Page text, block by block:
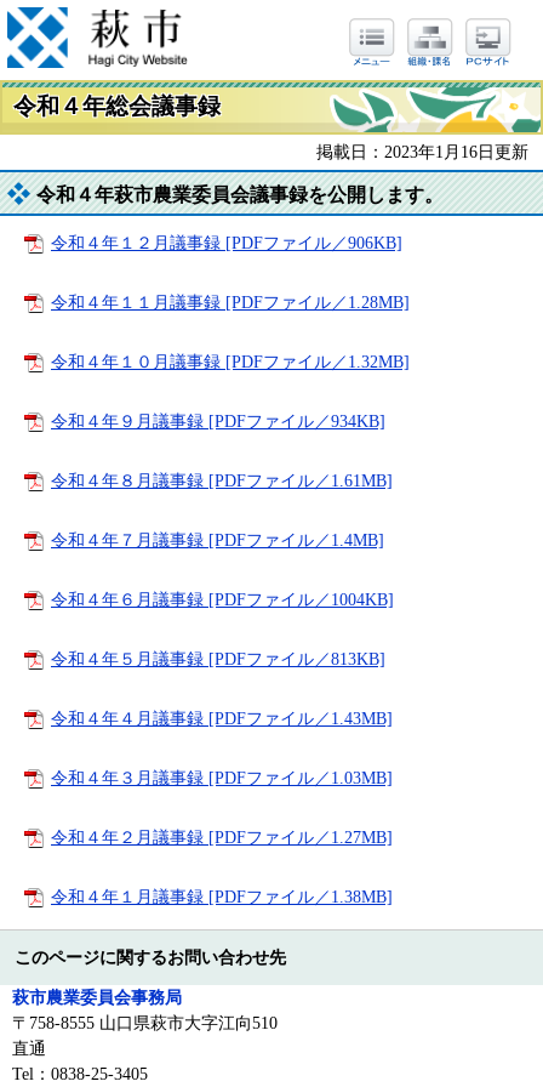
令和４年総会議事録
掲載日：2023年1月16日更新
令和４年萩市農業委員会議事録を公開します。
令和４年１２月議事録 [PDFファイル／906KB]
令和４年１１月議事録 [PDFファイル／1.28MB]
令和４年１０月議事録 [PDFファイル／1.32MB]
令和４年９月議事録 [PDFファイル／934KB]
令和４年８月議事録 [PDFファイル／1.61MB]
令和４年７月議事録 [PDFファイル／1.4MB]
令和４年６月議事録 [PDFファイル／1004KB]
令和４年５月議事録 [PDFファイル／813KB]
令和４年４月議事録 [PDFファイル／1.43MB]
令和４年３月議事録 [PDFファイル／1.03MB]
令和４年２月議事録 [PDFファイル／1.27MB]
令和４年１月議事録 [PDFファイル／1.38MB]
このページに関するお問い合わせ先
萩市農業委員会事務局
〒758-8555 山口県萩市大字江向510
直通
Tel：0838-25-3405